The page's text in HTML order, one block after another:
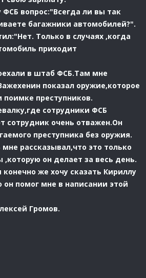
ФСБ вопрос:"Всегда ли вы так
багажники автомобилей?".
Только в случаях ,когда
приходит
в штаб ФСБ.Там мне
показал оружие,которое
поимке преступников.
сотрудники ФСБ
сотрудник очень отважен.Он
преступника без оружия.
рассказывал,что это только
,которую он делает за весь день.
же хочу сказать Кириллу
помог мне в написании этой
Громов.